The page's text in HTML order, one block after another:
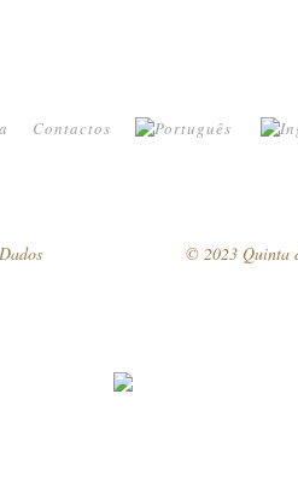
Contactos
© 2023 Quinta